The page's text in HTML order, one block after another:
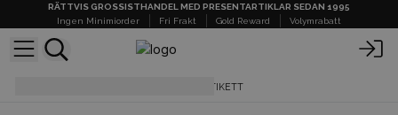
RÄTTVIS GROSSISTHANDEL MED PRESENTARTIKLAR SEDAN 1995
Ingen Minimiorder
Fri Frakt Gold Reward Volymrabatt
Doftoljor - UTAN ETIKETT